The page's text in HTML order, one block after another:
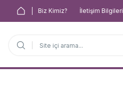
Biz Kimiz? İletişim Bilgileri